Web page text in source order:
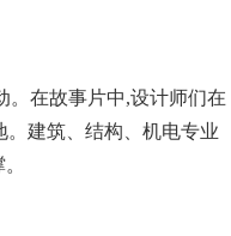
。在故事片中,设计师们在
建筑、结构、机电专业